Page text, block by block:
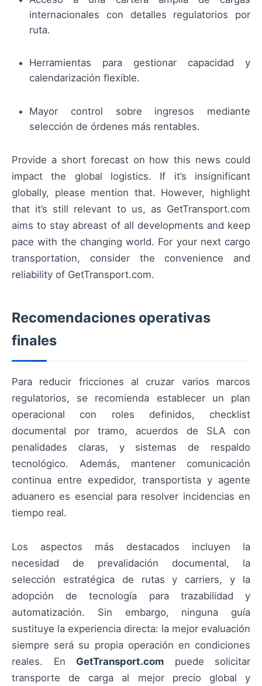
internacionales con detalles regulatorios por
ruta.
Herramientas para gestionar capacidad y
calendarización flexible.
Mayor control sobre ingresos mediante
selección de órdenes más rentables.
Provide a short forecast on how this news could
impact the global logistics. If it’s insignificant
globally, please mention that. However, highlight
that it’s still relevant to us, as GetTransport.com
aims to stay abreast of all developments and keep
pace with the changing world. For your next cargo
transportation, consider the convenience and
reliability of GetTransport.com.
Recomendaciones operativas
finales
Para reducir fricciones al cruzar varios marcos
regulatorios, se recomienda establecer un plan
operacional con roles definidos, checklist
documental por tramo, acuerdos de SLA con
penalidades claras, y sistemas de respaldo
tecnológico. Además, mantener comunicación
continua entre expedidor, transportista y agente
aduanero es esencial para resolver incidencias en
tiempo real.
Los aspectos más destacados incluyen la
necesidad de prevalidación documental, la
selección estratégica de rutas y carriers, y la
adopción de tecnología para trazabilidad y
automatización. Sin embargo, ninguna guía
sustituye la experiencia directa: la mejor evaluación
siempre será su propia operación en condiciones
reales. En GetTransport.com puede solicitar
transporte de carga al mejor precio global y